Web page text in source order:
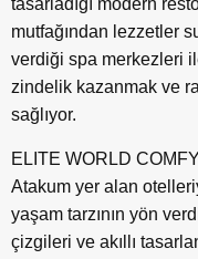
tasarladığı modern
mutfağından lezzetler
verdiği spa merkezleri
zindelik kazanmak ve
sağlıyor.
ELITE WORLD
Atakum yer alan
yaşam tarzının yön
çizgileri ve akıllı